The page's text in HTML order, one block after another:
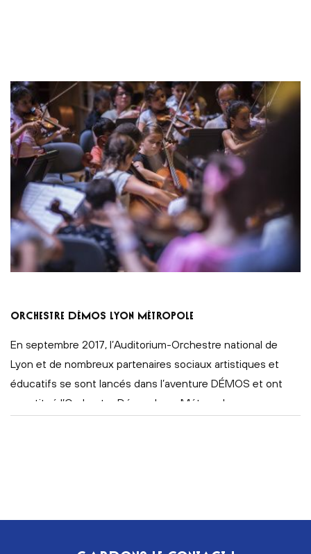
Orchestre Démos Lyon Métropole
En septembre 2017, l’Auditorium-Orchestre national de
Lyon et de nombreux partenaires sociaux artistiques et
éducatifs se sont lancés dans l’aventure DÉMOS et ont
constitué l’Orchestre Démos Lyon Métropole.